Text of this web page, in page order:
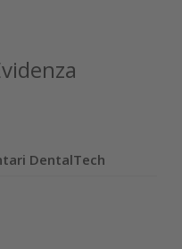
DentalTech